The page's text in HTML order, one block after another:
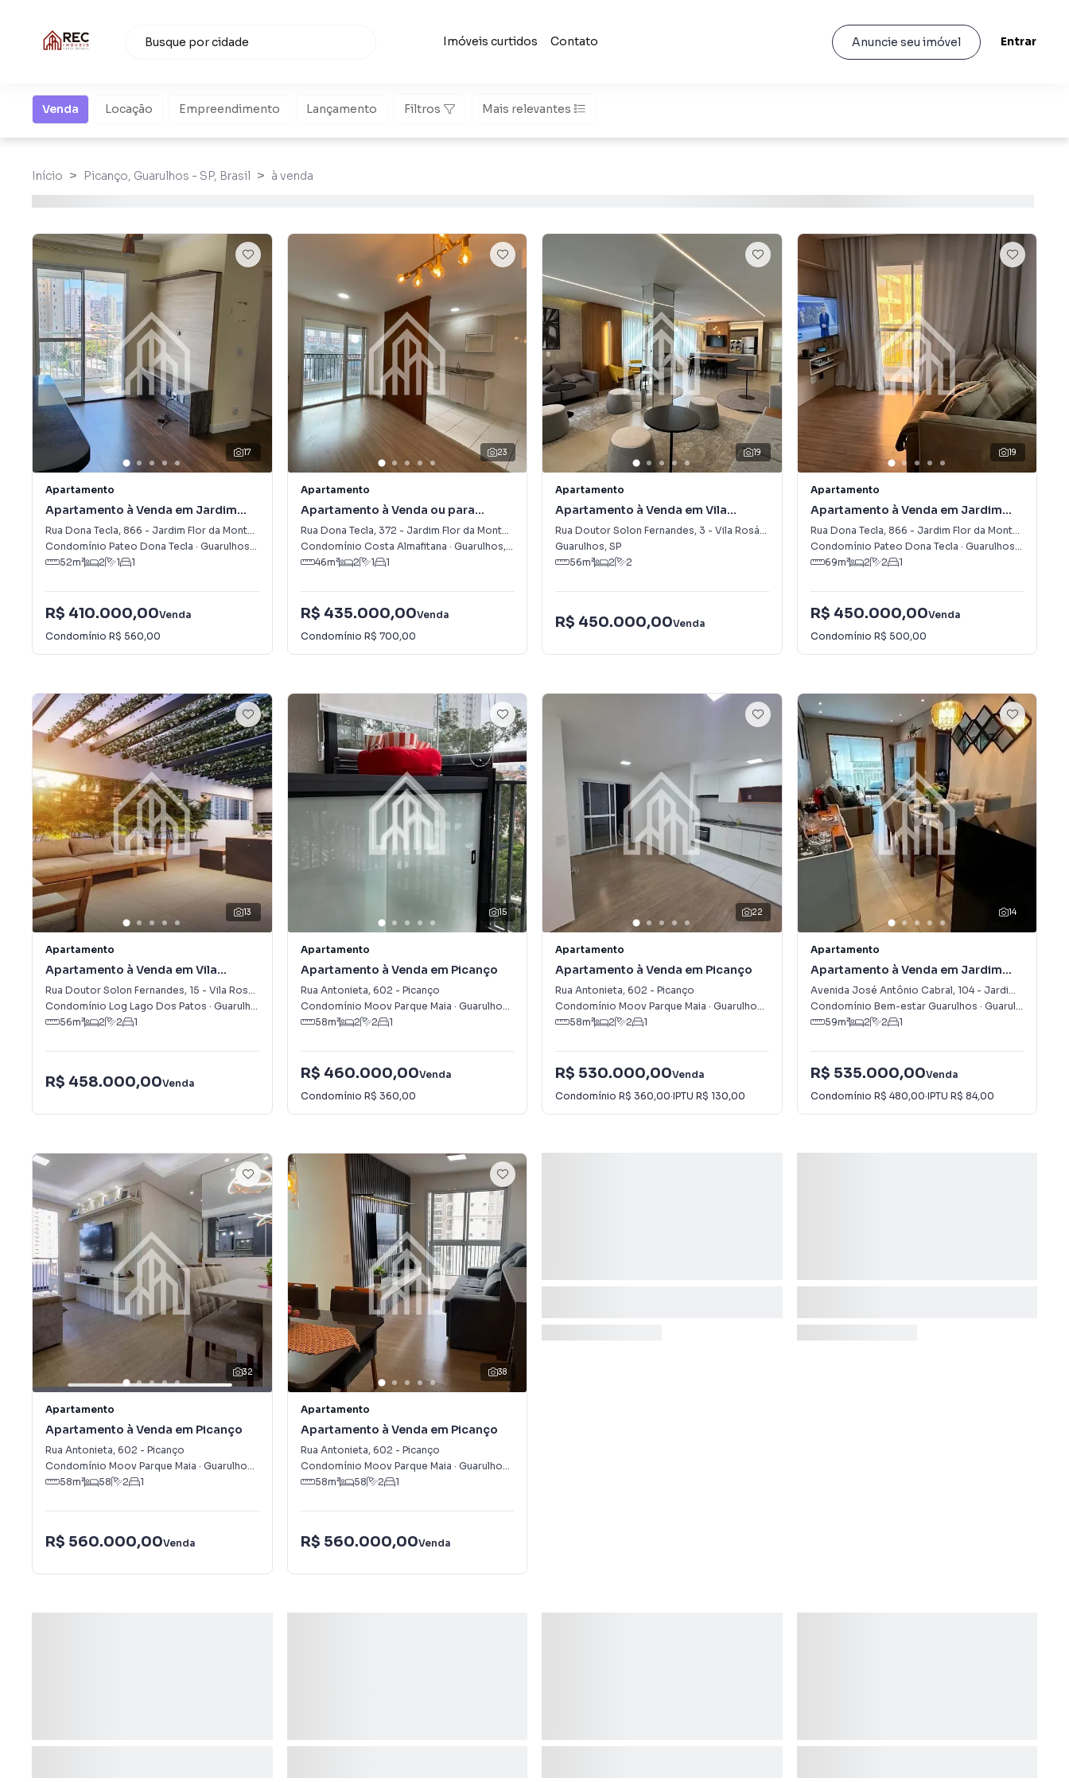
Imóveis curtidos Contato Anuncie seu imóvel Entrar
Venda Locação Empreendimento Lançamento Filtros Mais relevantes
Início Picanço, Guarulhos - SP, Brasil à venda
17
Apartamento
Apartamento à Venda em Jardim
Flor da Montanha
Rua Dona Tecla, 866 - Jardim Flor da Montanha
Condomínio Pateo Dona Tecla · Guarulhos,SP
52m² 2 1 1
R$ 410.000,00Venda
Condomínio R$ 560,00
23
Apartamento
Apartamento à Venda ou para
Alugar em Jardim Flor da Montanha
Rua Dona Tecla, 372 - Jardim Flor da Montanha
Condomínio Costa Almafitana · Guarulhos, SP
46m² 2 1 1
R$ 435.000,00Venda
Condomínio R$ 700,00
19
Apartamento
Apartamento à Venda em Vila
Rosália
Rua Doutor Solon Fernandes, 3 - Vila Rosália
Guarulhos, SP
56m² 2 2
R$ 450.000,00Venda
19
Apartamento
Apartamento à Venda em Jardim
Flor da Montanha
Rua Dona Tecla, 866 - Jardim Flor da Montanha
Condomínio Pateo Dona Tecla · Guarulhos,SP
69m² 2 2 1
R$ 450.000,00Venda
Condomínio R$ 500,00
13
Apartamento
Apartamento à Venda em Vila
Rosália
Rua Doutor Solon Fernandes, 15 - Vila Rosália
Condomínio Log Lago Dos Patos · Guarulhos
56m² 2 2 1
R$ 458.000,00Venda
15
Apartamento
Apartamento à Venda em Picanço
Rua Antonieta, 602 - Picanço
Condomínio Moov Parque Maia · Guarulhos ,
58m² 2 2 1
R$ 460.000,00Venda
Condomínio R$ 360,00
22
Apartamento
Apartamento à Venda em Picanço
Rua Antonieta, 602 - Picanço
Condomínio Moov Parque Maia · Guarulhos ,
58m² 2 2 1
R$ 530.000,00Venda
Condomínio R$ 360,00·IPTU R$ 130,00
14
Apartamento
Apartamento à Venda em Jardim
Rosa de Franca
Avenida José Antônio Cabral, 104- Jardim Rosa de Franca
Condomínio Bem-estar Guarulhos · Guarulhos
59m² 2 2 1
R$ 535.000,00Venda
Condomínio R$ 480,00·IPTU R$ 84,00
32
Apartamento
Apartamento à Venda em Picanço
Rua Antonieta, 602 - Picanço
Condomínio Moov Parque Maia · Guarulhos ,
58m² 58 2 1
R$ 560.000,00Venda
38
Apartamento
Apartamento à Venda em Picanço
Rua Antonieta, 602 - Picanço
Condomínio Moov Parque Maia · Guarulhos ,
58m² 58 2 1
R$ 560.000,00Venda